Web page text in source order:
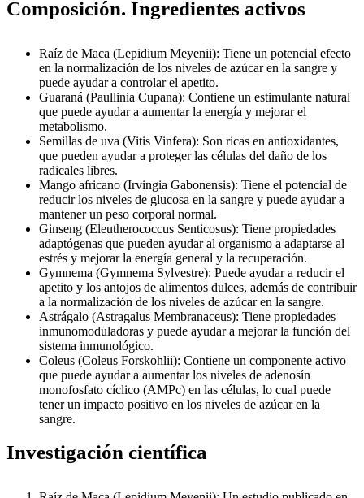
Composición. Ingredientes activos
Raíz de Maca (Lepidium Meyenii): Tiene un potencial efecto
en la normalización de los niveles de azúcar en la sangre y
puede ayudar a controlar el apetito.
Guaraná (Paullinia Cupana): Contiene un estimulante natural
que puede ayudar a aumentar la energía y mejorar el
metabolismo.
Semillas de uva (Vitis Vinfera): Son ricas en antioxidantes,
que pueden ayudar a proteger las células del daño de los
radicales libres.
Mango africano (Irvingia Gabonensis): Tiene el potencial de
reducir los niveles de glucosa en la sangre y puede ayudar a
mantener un peso corporal normal.
Ginseng (Eleutherococcus Senticosus): Tiene propiedades
adaptógenas que pueden ayudar al organismo a adaptarse al
estrés y mejorar la energía general y la recuperación.
Gymnema (Gymnema Sylvestre): Puede ayudar a reducir el
apetito y los antojos de alimentos dulces, además de contribuir
a la normalización de los niveles de azúcar en la sangre.
Astrágalo (Astragalus Membranaceus): Tiene propiedades
inmunomoduladoras y puede ayudar a mejorar la función del
sistema inmunológico.
Coleus (Coleus Forskohlii): Contiene un componente activo
que puede ayudar a aumentar los niveles de adenosín
monofosfato cíclico (AMPc) en las células, lo cual puede
tener un impacto positivo en los niveles de azúcar en la
sangre.
Investigación científica